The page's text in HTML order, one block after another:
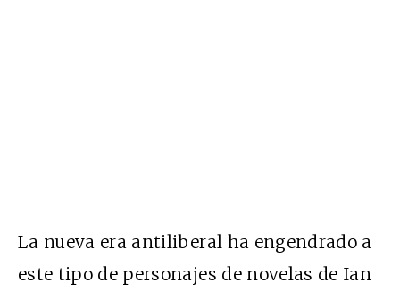
La nueva era antiliberal ha engendrado a
este tipo de personajes de novelas de Ian